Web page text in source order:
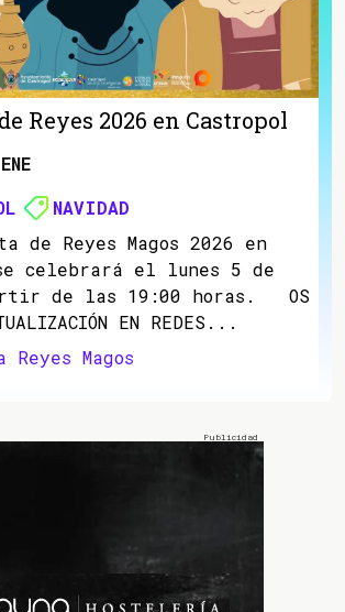
Reyes 2026 en Castropol
NAVIDAD
de Reyes Magos 2026 en
celebrará el lunes 5 de
de las 19:00 horas. OS
EN REDES...
Reyes Magos